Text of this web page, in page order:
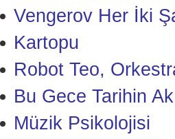
Vengerov Her İki
Kartopu
Robot Teo,
Bu Gece Tarihin
Müzik Psikolojisi